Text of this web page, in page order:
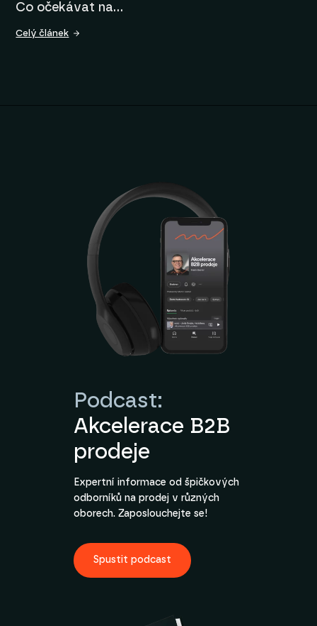
Co očekávat na…
Celý článek
Podcast:
Akcelerace B2B
prodeje
Expertní informace od špičkových
odborníků na prodej v různých
oborech. Zaposlouchejte se!
Spustit podcast